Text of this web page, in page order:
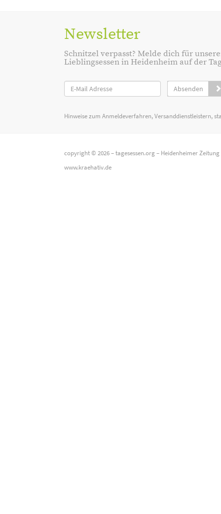
Newsletter
Schnitzel verpasst? Melde dich für
Lieblingsessen in Heidenheim auf der
Absenden
Hinweise zum Anmeldeverfahren, Versanddienstleistern,
copyright © 2026 –tagesessen.org– Heidenheimer Zeitung
www.kraehativ.de